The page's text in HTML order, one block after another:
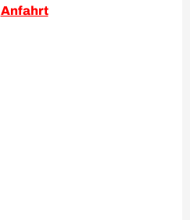
Anfahrt